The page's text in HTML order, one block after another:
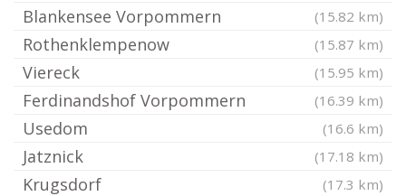
Blankensee Vorpommern (15.82 km)
Rothenklempenow (15.87 km)
Viereck (15.95 km)
Ferdinandshof Vorpommern (16.39 km)
Usedom (16.6 km)
Jatznick (17.18 km)
Krugsdorf (17.3 km)